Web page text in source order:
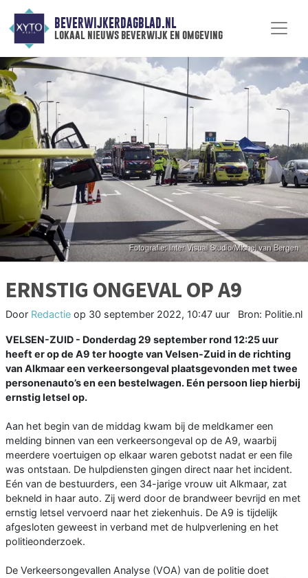
BEVERWIJKERDAGBLAD.NL
lokaal nieuws beverwijk en omgeving
ERNSTIG ONGEVAL OP A9
Door Redactie op 30 september 2022, 10:47 uur Bron: Politie.nl
VELSEN-ZUID - Donderdag 29 september rond 12:25 uur
heeft er op de A9 ter hoogte van Velsen-Zuid in de richting
van Alkmaar een verkeersongeval plaatsgevonden met twee
personenauto’s en een bestelwagen. Eén persoon liep hierbij
ernstig letsel op.
Aan het begin van de middag kwam bij de meldkamer een
melding binnen van een verkeersongeval op de A9, waarbij
meerdere voertuigen op elkaar waren gebotst nadat er een file
was ontstaan. De hulpdiensten gingen direct naar het incident.
Eén van de bestuurders, een 34-jarige vrouw uit Alkmaar, zat
bekneld in haar auto. Zij werd door de brandweer bevrijd en met
ernstig letsel vervoerd naar het ziekenhuis. De A9 is tijdelijk
afgesloten geweest in verband met de hulpverlening en het
politieonderzoek.
De Verkeersongevallen Analyse (VOA) van de politie doet